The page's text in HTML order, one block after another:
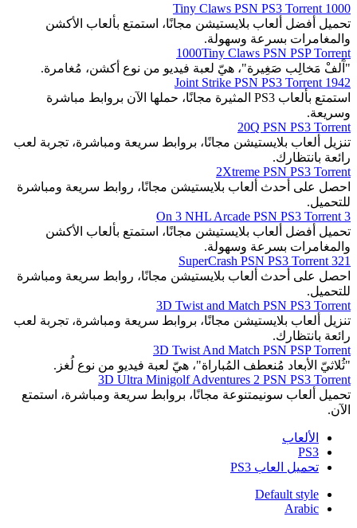
1000 Tiny Claws PSN PS3 Torrent
تحميل أفضل ألعاب بلايستيشن مجانًا، استمتع بألعاب الأكشن
والمغامرات بسرعة وسهولة.
1000Tiny Claws PSN PSP Torrent
"آَلفْ مَخالِب صَغِيرة"، هيّ لعبة فيديو من نوع أكشن، مُغامرة.
1942 Joint Strike PSN PS3 Torrent
استمتع بألعاب PS3 المثيرة مجانًا، حملها الآن بروابط مباشرة
وسريعة.
20Q PSN PS3 Torrent
تنزيل ألعاب بلايستيشن مجانًا، بروابط سريعة ومباشرة، تجربة لعب
رائعة بانتظارك.
2Xtreme PSN PS3 Torrent
احصل على أحدث ألعاب بلايستيشن مجانًا، روابط سريعة ومباشرة
للتحميل.
3 On 3 NHL Arcade PSN PS3 Torrent
تحميل أفضل ألعاب بلايستيشن مجانًا، استمتع بألعاب الأكشن
والمغامرات بسرعة وسهولة.
321 SuperCrash PSN PS3 Torrent
احصل على أحدث ألعاب بلايستيشن مجانًا، روابط سريعة ومباشرة
للتحميل.
3D Twist and Match PSN PS3 Torrent
تنزيل ألعاب بلايستيشن مجانًا، بروابط سريعة ومباشرة، تجربة لعب
رائعة بانتظارك.
3D Twist And Match PSN PSP Torrent
"ثُلاثيّ الأبعاد مُنعطف المُباراة"، هيّ لعبة فيديو من نوع لُغز.
3D Ultra Minigolf Adventures 2 PSN PS3 Torrent
تحميل ألعاب سونيمتنوعة مجانًا، بروابط سريعة ومباشرة، استمتع
الآن.
الألعاب
PS3
تحميل العاب PS3
Default style
Arabic